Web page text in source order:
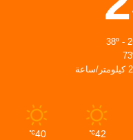
42
℃
40
℃